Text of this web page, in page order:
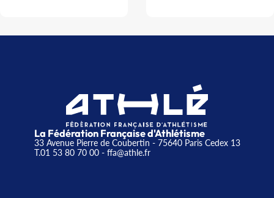
La Fédération Française d'Athlétisme
33 Avenue Pierre de Coubertin - 75640 Paris Cedex 13
T.01 53 80 70 00- ffa@athle.fr